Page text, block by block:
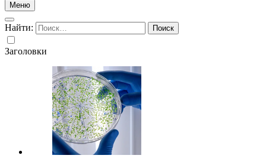
Меню
Найти:
Заголовки